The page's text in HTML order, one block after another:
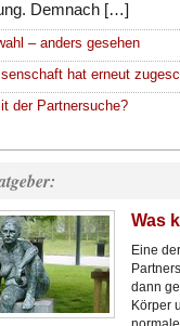
Demnach […]
– anders gesehen
hat erneut
der Partnersuche?
Was
Eine
dann
Körper